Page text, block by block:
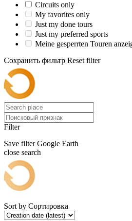
Circuits only
My favorites only
Just my done tours
Just my preferred sports
Meine gesperrten Touren
Сохранить фильтр Reset filter
Filter
Save filter Google Earth
close search
Sort by Сортировка